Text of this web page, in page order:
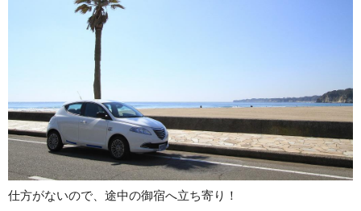
仕方がないので、途中の御宿へ立ち寄り！